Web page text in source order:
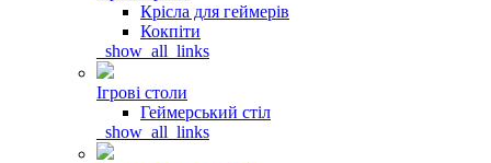
Крісла для геймерів
Кокпіти
_show_all_links
Ігрові столи
Геймерський стіл
_show_all_links